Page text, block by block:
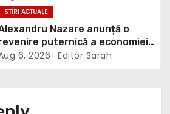
Alexandru Nazare anunță o
puternică a economiei
2027: Inflația va scădea,
va crește
6, 2026 Editor Sarah